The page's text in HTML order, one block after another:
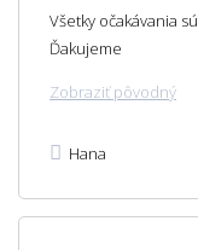
Všetky očakávania
Ďakujeme
Zobraziť pôvodný
Hana